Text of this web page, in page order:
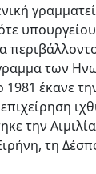
των
έκανε
την
τη